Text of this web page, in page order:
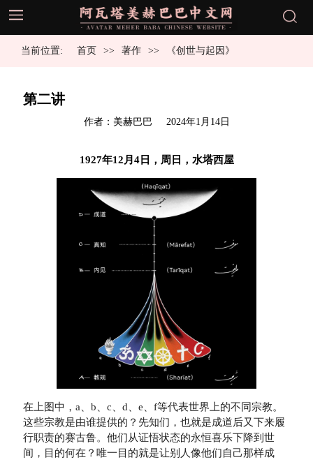
当前位置: 首页 著作 《创世与起因》
第二讲
作者：美赫巴巴
发
2024年1月14日
1927年12月4日，周日，水塔西屋
在上图中，a、b、c、d、e、f等代表世界上的不同宗教。
这些宗教是由谁提供的？先知们，也就是成道后又下来履
行职责的赛古鲁。他们从证悟状态的永恒喜乐下降到世
间，目的何在？唯一目的就是让别人像他们自己那样成